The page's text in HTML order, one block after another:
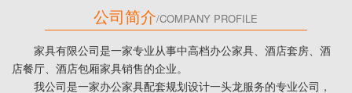
公司简介/COMPANY PROFILE
家具有限公司是一家专业从事中高档办公家具、酒店套房、酒
店餐厅、酒店包厢家具销售的企业。
我公司是一家办公家具配套规划设计一头龙服务的专业公司，